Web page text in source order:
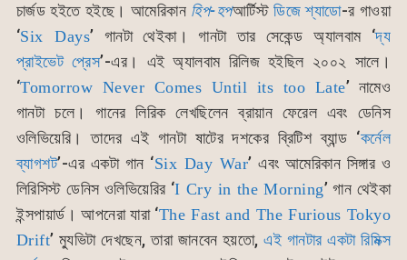
চার্জড হইতে হইছে। আমেরিকান হিপ-হপআর্টিস্টডিজে শ্যাডো-র গাওয়া
‘Six Days’ গানটা থেইকা। গানটা তার সেকেন্ড অ্যালবাম ‘দ্য
প্রাইভেট প্রেস’-এর। এই অ্যালবাম রিলিজ হইছিল ২০০২ সালে।
‘Tomorrow Never Comes Until its too Late’ নামেও
গানটা চলে। গানের লিরিক লেখছিলেন ব্রায়ান ফেরেল এবং ডেনিস
ওলিভিয়েরি। তাদের এই গানটা ষাটের দশকের ব্রিটিশ ব্যান্ড ‘কর্নেল
ব্যাগশট’-এর একটা গান ‘Six Day War’ এবং আমেরিকান সিঙ্গার ও
লিরিসিস্ট ডেনিস ওলিভিয়েরির ‘I Cry in the Morning’ গান থেইকা
ইন্সপায়ার্ড। আপনেরা যারা ‘The Fast and The Furious Tokyo
Drift’ ম্যুভিটা দেখছেন, তারা জানবেন হয়তো,এই গানটার একটা রিমিক্স